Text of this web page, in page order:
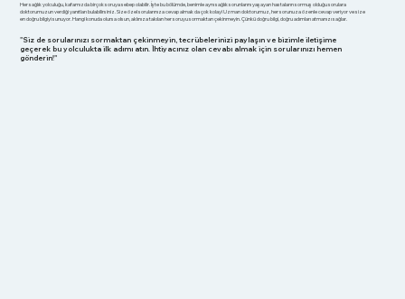
Her sağlık yolculuğu, kafamızda birçok soruya sebep olabilir. İşte bu bölümde, benimle aynı sağlık sorunlarını yaşayan hastaların sormuş olduğu sorulara
doktorumuzun verdiği yanıtları bulabilirsiniz. Size özel sorularınıza cevap almak da çok kolay! Uzman doktorumuz, her sorunuza özenle cevap veriyor ve size
en doğru bilgiyi sunuyor. Hangi konuda olursa olsun, aklınıza takılan her soruyu sormaktan çekinmeyin. Çünkü doğru bilgi, doğru adımları atmanızı sağlar.
"Siz de sorularınızı sormaktan çekinmeyin, tecrübelerinizi paylaşın ve bizimle iletişime
geçerek bu yolculukta ilk adımı atın. İhtiyacınız olan cevabı almak için sorularınızı hemen
gönderin!"